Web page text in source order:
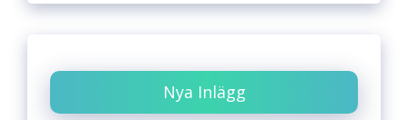
Nya Inlägg